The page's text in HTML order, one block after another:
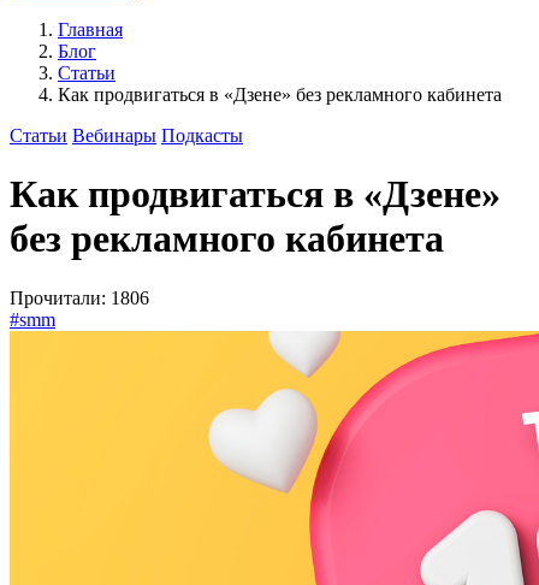
Главная
Блог
Статьи
Как продвигаться в «Дзене» без рекламного кабинета
Статьи Вебинары Подкасты
Как продвигаться в «Дзене»
без рекламного кабинета
Прочитали: 1806
#smm